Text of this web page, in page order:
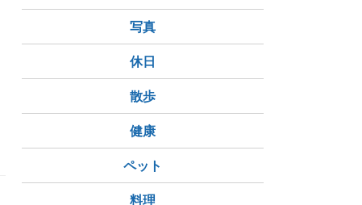
写真
休日
散歩
健康
ペット
料理